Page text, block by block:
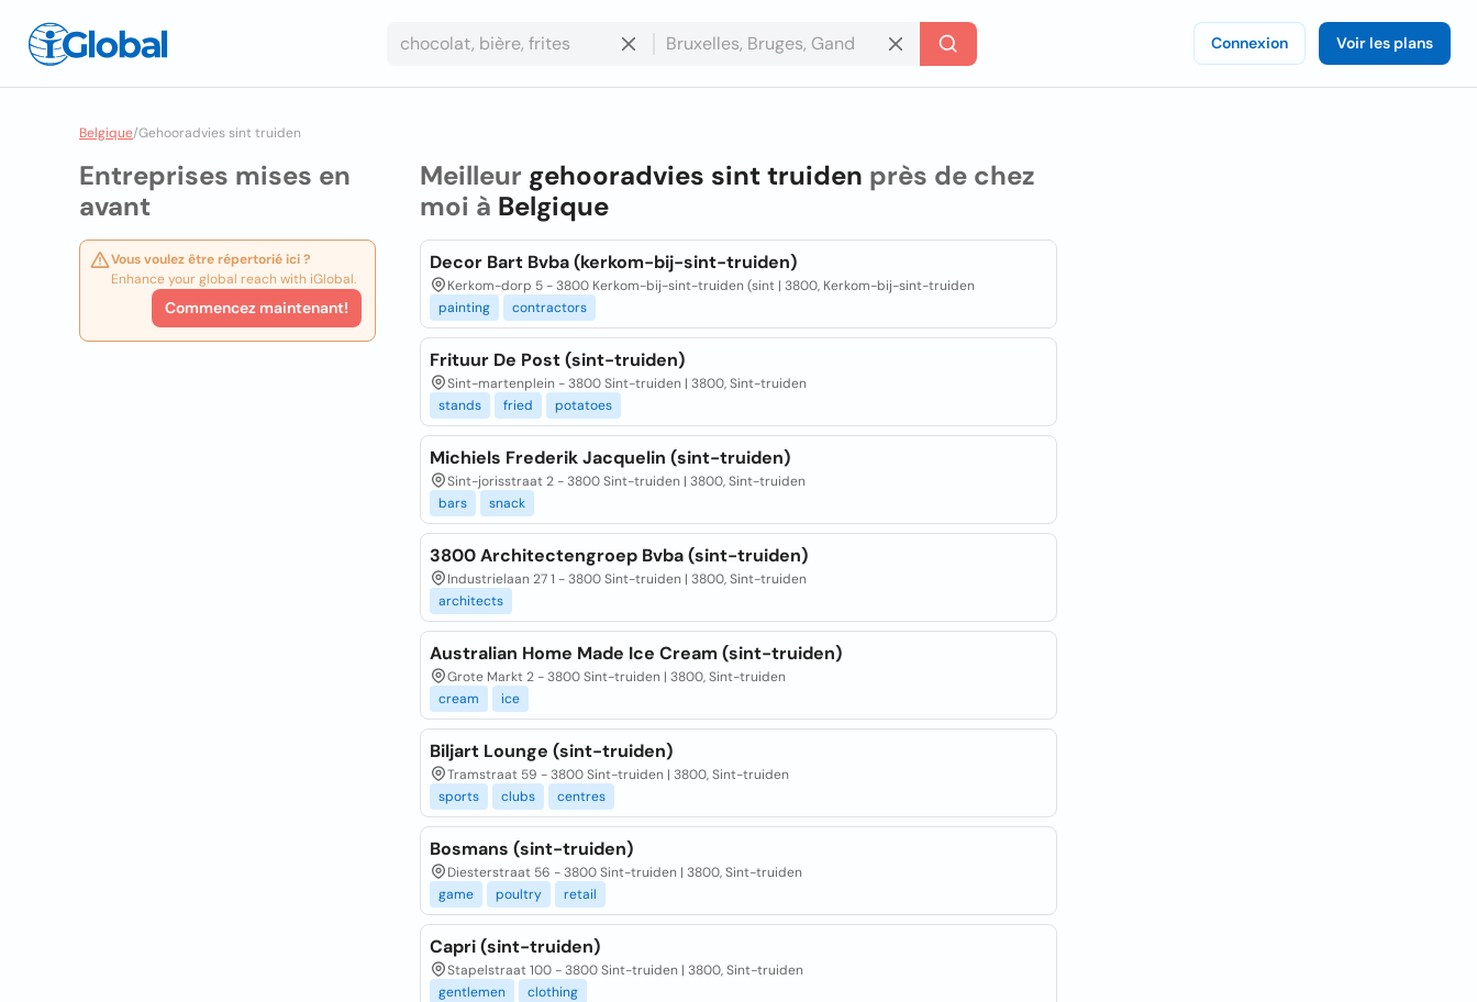
Connexion Voir les plans
Belgique/Gehooradvies sint truiden
Entreprises mises en
avant
Vous voulez être répertorié ici ?
Enhance your global reach with iGlobal.
Commencez maintenant!
Meilleur gehooradvies sint truiden près de chez
moi à Belgique
Decor Bart Bvba (kerkom-bij-sint-truiden)
Kerkom-dorp 5 - 3800 Kerkom-bij-sint-truiden (sint | 3800, Kerkom-bij-sint-truiden
painting
contractors
Frituur De Post (sint-truiden)
Sint-martenplein - 3800 Sint-truiden | 3800, Sint-truiden
stands
fried potatoes
Michiels Frederik Jacquelin (sint-truiden)
Sint-jorisstraat 2 - 3800 Sint-truiden | 3800, Sint-truiden
bars
snack
3800 Architectengroep Bvba (sint-truiden)
Industrielaan 27 1 - 3800 Sint-truiden | 3800, Sint-truiden
architects
Australian Home Made Ice Cream (sint-truiden)
Grote Markt 2 - 3800 Sint-truiden | 3800, Sint-truiden
cream
ice
Biljart Lounge (sint-truiden)
Tramstraat 59 - 3800 Sint-truiden | 3800, Sint-truiden
sports
clubs centres
Bosmans (sint-truiden)
Diesterstraat 56 - 3800 Sint-truiden | 3800, Sint-truiden
game
poultry retail
Capri (sint-truiden)
Stapelstraat 100 - 3800 Sint-truiden | 3800, Sint-truiden
gentlemen
clothing